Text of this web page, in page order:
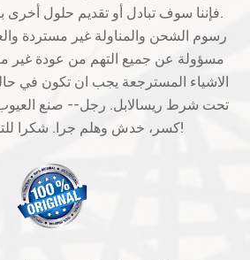
فإننا سوف تبادل أو تقديم حلول أخرى بالنسبة لك لجعل خيار.
مسؤولة عن جميع التهم من عودة غير
الاشياء المسترجعة يجب ان تكون في
تحت شرط ريسالابل. رجل-- صنع
كسر، خدش وهلم جرا. شكرا للتفاهم والتعاون!